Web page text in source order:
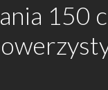
150